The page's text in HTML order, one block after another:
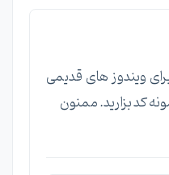
ویندوز های قدیمی